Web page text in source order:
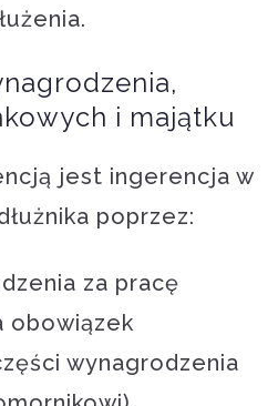
i majątku
jest ingerencja w
poprzez:
za pracę
obowiązek
wynagrodzenia